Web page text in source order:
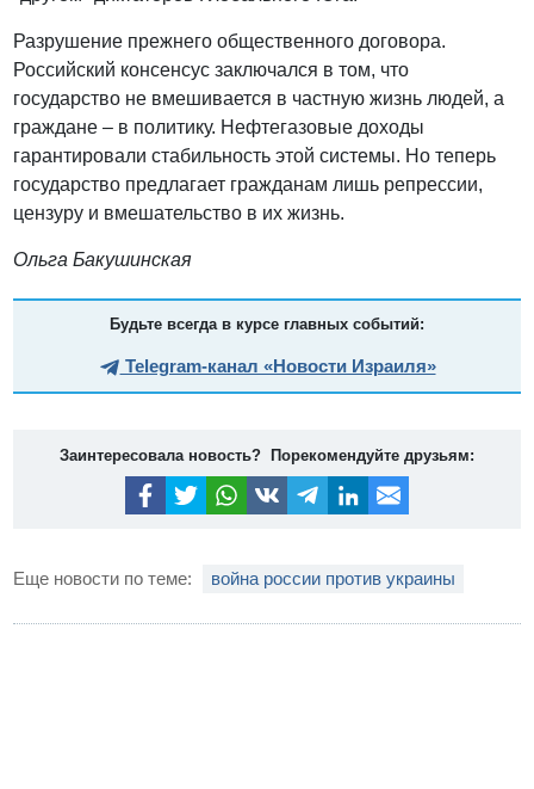
Разрушение прежнего общественного договора.
Российский консенсус заключался в том, что
государство не вмешивается в частную жизнь людей, а
граждане – в политику. Нефтегазовые доходы
гарантировали стабильность этой системы. Но теперь
государство предлагает гражданам лишь репрессии,
цензуру и вмешательство в их жизнь.
Ольга Бакушинская
Будьте всегда в курсе главных событий:
Telegram-канал «Новости Израиля»
Заинтересовала новость? Порекомендуйте друзьям:
Еще новости по теме: война россии против украины